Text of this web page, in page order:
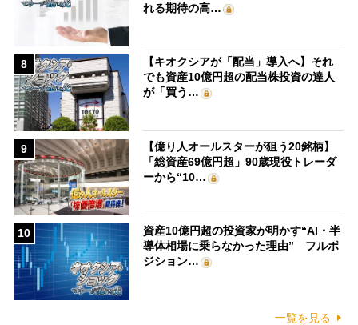
れる期待の高…
8
【キオクシアが「配当」導入へ】それ
でも資産10億円超の配当株投資の達人
が「買う…
9
【億り人オールスターが狙う20銘柄】
「総資産69億円超」90歳現役トレーダ
ーから“10…
10
資産10億円超の投資家が明かす“AI・半
導体相場に乗らなかった理由” フルポ
ジション…
一覧を見る